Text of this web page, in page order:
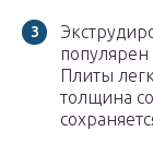
Плиты
толщина